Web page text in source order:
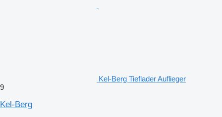
Kel-Berg Tieflader Auflieger
9
Kel-Berg